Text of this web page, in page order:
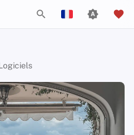
Español
Français
עִברִית
Italiano
Introduction aux mots
passe
Authentification Multi-
Introduction aux DNS
Introduction à Tor
Sur Android
iOS
Distributions alternatives
Applications générales
Check Your Laws
Choose Your Tools
Autorités de protection
données
Critères généraux
Politique d'acceptation
dons
Offres d'emploi
Contributeurs
Guide de rédaction
Guides techniques